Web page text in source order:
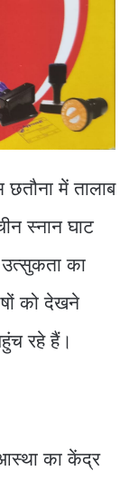
में तालाब
स्नान घाट
का
को देखने
रहे हैं।
का केंद्र